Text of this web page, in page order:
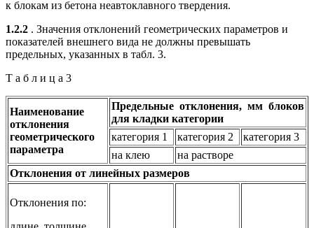
к блокам из бетона неавтоклавного твердения.
1.2.2 . Значения отклонений геометрических параметров и
показателей внешнего вида не должны превышать
предельных, указанных в табл. 3.
Т а б л и ц а 3
Наименование
отклонения
геометрического
параметра
Предельные отклонения, мм блоков
для кладки категории
категория 1
категория 2
категория 3
на клею
на растворе
Отклонения от линейных размеров
Отклонения по: